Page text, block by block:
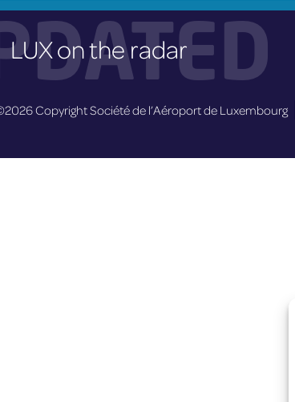
LUX on the radar
Copyright Société de l’Aéroport de Luxembourg